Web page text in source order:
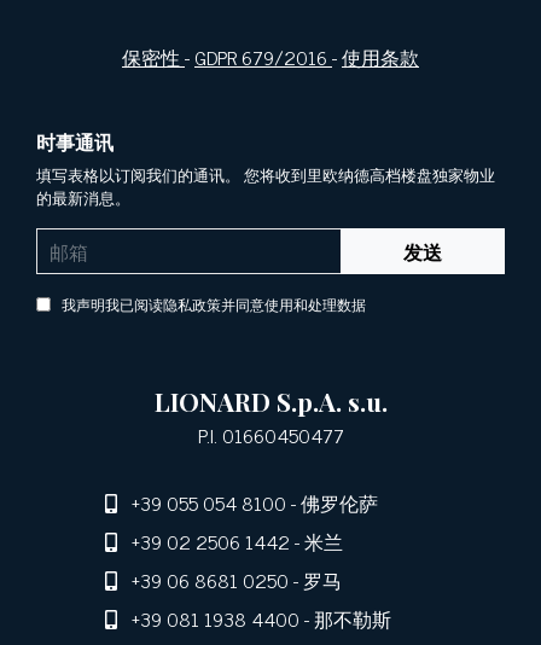
保密性-GDPR 679/2016-使用条款
时事通讯
填写表格以订阅我们的通讯。 您将收到里欧纳德高档楼盘独家物业
的最新消息。
发送
我声明我已阅读隐私政策并同意使用和处理数据
LIONARD S.p.A. s.u.
P.I. 01660450477
+39 055 054 8100- 佛罗伦萨
+39 02 2506 1442- 米兰
+39 06 8681 0250- 罗马
+39 081 1938 4400- 那不勒斯